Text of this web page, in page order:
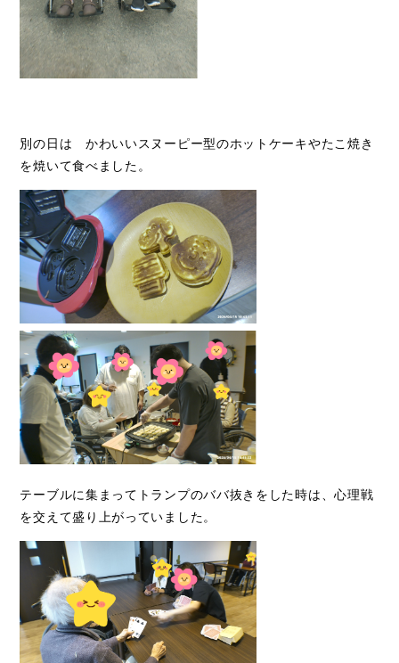
別の日は かわいいスヌーピー型のホットケーキやたこ焼き
を焼いて食べました。
テーブルに集まってトランプのババ抜きをした時は、心理戦
を交えて盛り上がっていました。